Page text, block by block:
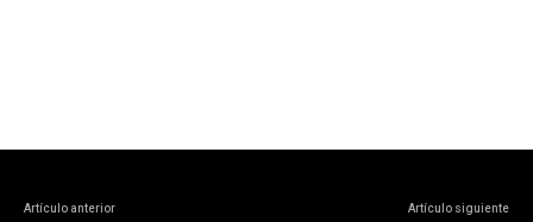
Artículo anterior Artículo siguiente